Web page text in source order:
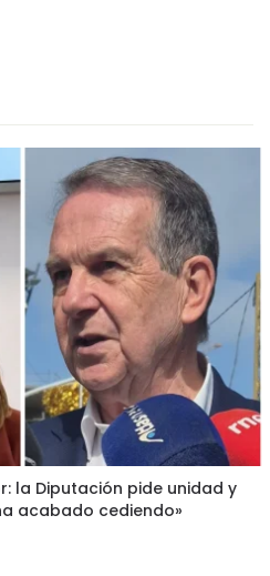
la Diputación pide unidad y
acabado cediendo»